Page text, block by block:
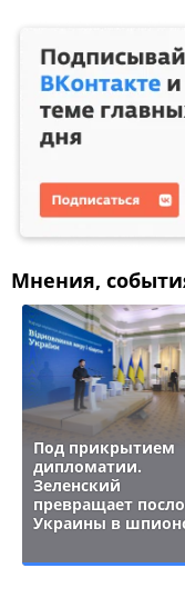
Мнения,
Под прикрытием
дипломатии.
Зеленский
превращает
Украины в